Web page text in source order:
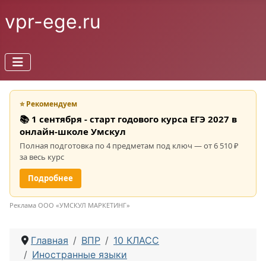
vpr-ege.ru
⭐ Рекомендуем
📚 1 сентября - старт годового курса ЕГЭ 2027 в
онлайн-школе Умскул
Полная подготовка по 4 предметам под ключ — от 6 510 ₽
за весь курс
Подробнее
Реклама ООО «УМСКУЛ МАРКЕТИНГ»
Главная ВПР
10 КЛАСС
Иностранные языки